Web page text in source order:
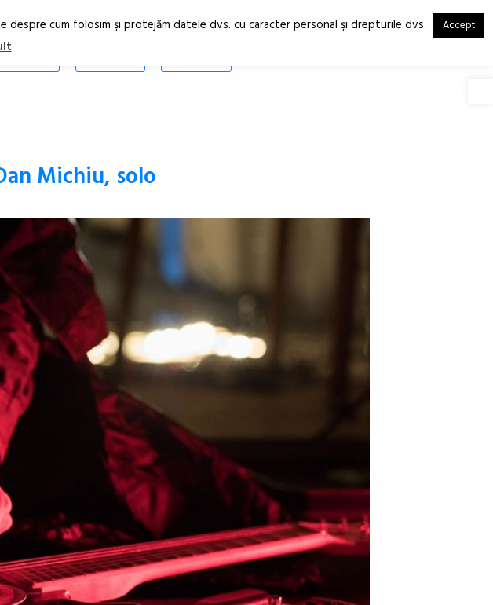
RO
EN
Michiu, solo
cum folosim şi protejăm datele dvs. cu caracter personal şi drepturile dvs. Accept